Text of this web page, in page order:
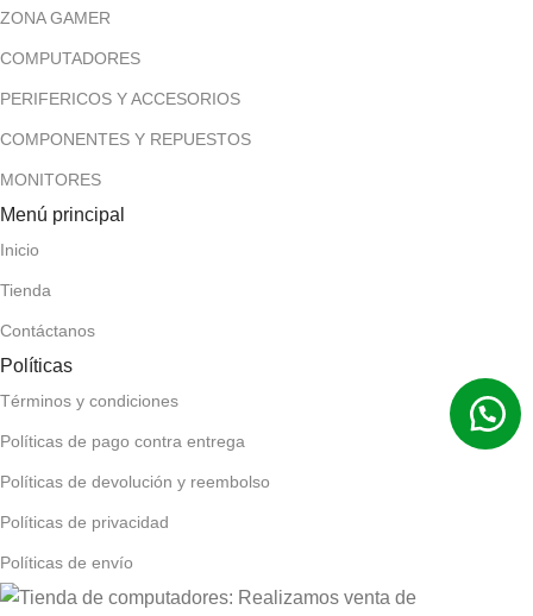
ZONA GAMER
COMPUTADORES
PERIFERICOS Y ACCESORIOS
COMPONENTES Y REPUESTOS
MONITORES
Menú principal
Inicio
Tienda
Contáctanos
Políticas
Términos y condiciones
Políticas de pago contra entrega
Políticas de devolución y reembolso
Políticas de privacidad
Políticas de envío